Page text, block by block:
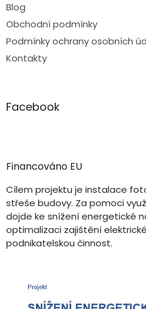
Blog
Obchodní podmínky
Podmínky ochrany osobních
Kontakty
Facebook
Financováno EU
Cílem projektu je instalace
střeše budovy. Za pomoci
dojde ke snížení energetické
optimalizaci zajištění
podnikatelskou činnost.